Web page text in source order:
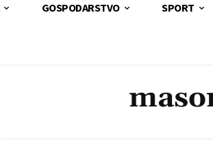
GOSPODARSTVO SPORT